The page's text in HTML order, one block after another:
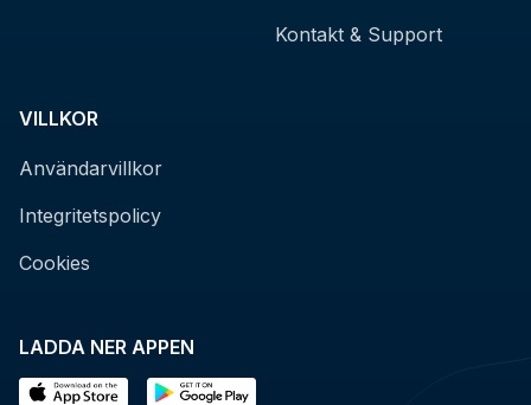
LADDA NER APPEN
Kontakt & Support
VILLKOR
Användarvillkor
Integritetspolicy
Cookies